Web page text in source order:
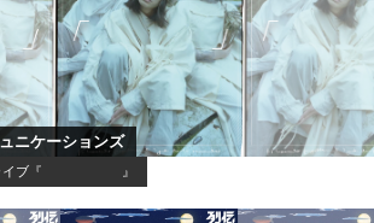
ニケーションズ
ライブ『 』